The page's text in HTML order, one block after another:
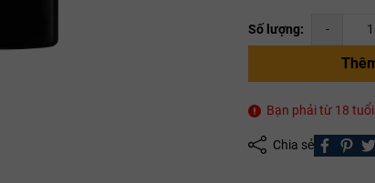
Số lượng: -
Bạn phải từ 18
Chia sẻ
THANH TOÁN bạn nhé!